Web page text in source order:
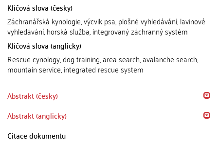
Klíčová slova (česky)
Záchranářská kynologie, výcvik psa, plošné vyhledávání, lavinové
vyhledávání, horská služba, integrovaný záchranný systém
Klíčová slova (anglicky)
Rescue cynology, dog training, area search, avalanche search,
mountain service, integrated rescue system
Abstrakt (česky)
Abstrakt (anglicky)
Citace dokumentu